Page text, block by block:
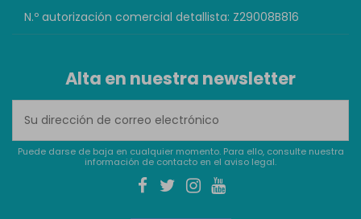
N.º autorización comercial detallista: Z29008B816
Alta en nuestra newsletter
Puede darse de baja en cualquier momento. Para ello, consulte nuestra
información de contacto en el aviso legal.